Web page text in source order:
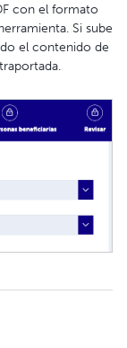
con el formato
Si sube
el contenido de